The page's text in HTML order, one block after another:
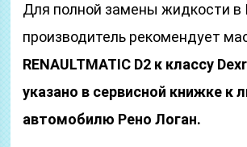
Для полной замены жидкости в
производитель рекомендует
RENAULTMATIC D2 к классу
указано в сервисной книжке к
автомобилю Рено Логан.